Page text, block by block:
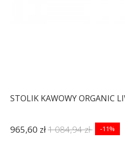
STOLIK KAWOWY ORGANIC
965,60 zł1 084,94 zł -11%